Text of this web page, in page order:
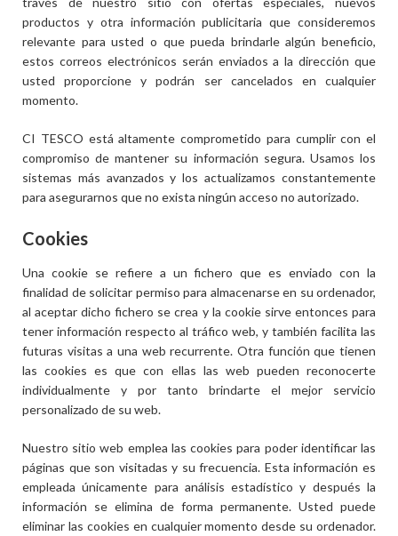
productos y otra información publicitaria que consideremos
relevante para usted o que pueda brindarle algún beneficio,
estos correos electrónicos serán enviados a la dirección que
usted proporcione y podrán ser cancelados en cualquier
momento.
CI TESCO está altamente comprometido para cumplir con el
compromiso de mantener su información segura. Usamos los
sistemas más avanzados y los actualizamos constantemente
para asegurarnos que no exista ningún acceso no autorizado.
Cookies
Una cookie se refiere a un fichero que es enviado con la
finalidad de solicitar permiso para almacenarse en su ordenador,
al aceptar dicho fichero se crea y la cookie sirve entonces para
tener información respecto al tráfico web, y también facilita las
futuras visitas a una web recurrente. Otra función que tienen
las cookies es que con ellas las web pueden reconocerte
individualmente y por tanto brindarte el mejor servicio
personalizado de su web.
Nuestro sitio web emplea las cookies para poder identificar las
páginas que son visitadas y su frecuencia. Esta información es
empleada únicamente para análisis estadístico y después la
información se elimina de forma permanente. Usted puede
eliminar las cookies en cualquier momento desde su ordenador.